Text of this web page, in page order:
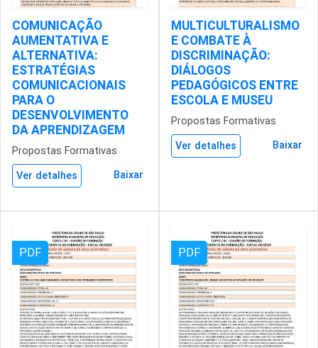
COMUNICAÇÃO
AUMENTATIVA E
ALTERNATIVA:
ESTRATÉGIAS
COMUNICACIONAIS
PARA O
DESENVOLVIMENTO
DA APRENDIZAGEM
Propostas Formativas
Ver detalhes Baixar
MULTICULTURALISMO
E COMBATE À
DISCRIMINAÇÃO:
DIÁLOGOS
PEDAGÓGICOS ENTRE
ESCOLA E MUSEU
Propostas Formativas
Ver detalhes Baixar
PDF PDF